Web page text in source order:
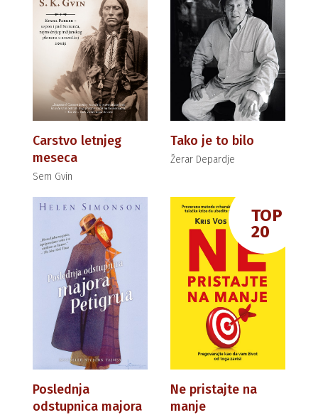
Carstvo letnjeg
meseca
Sem Gvin
Tako je to bilo
Žerar Depardje
Poslednja
odstupnica majora
TOP
20
Ne pristajte na
manje